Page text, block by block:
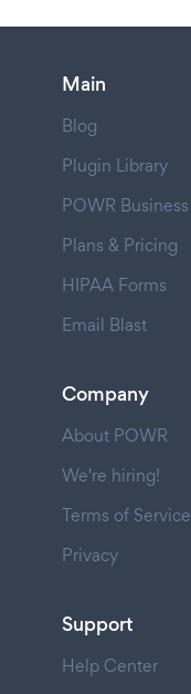
Main
Blog
Plugin Library
POWR Business
Plans & Pricing
HIPAA Forms
Email Blast
Company
About POWR
We're hiring!
Terms of Service
Privacy
Support
Help Center